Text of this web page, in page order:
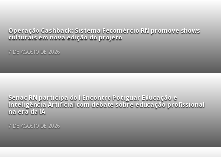
Operação Cashback: Sistema Fecomércio RN promove shows
culturais em nova edição do projeto
7 DE AGOSTO DE 2026
Senac RN participa do I Encontro Potiguar Educação e
Inteligência Artificial com debate sobre educação profissional
na era da IA
7 DE AGOSTO DE 2026